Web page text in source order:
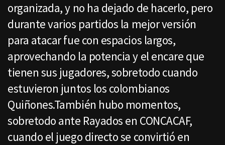
organizada, y no ha dejado de hacerlo, pero
durante varios partidos la mejor versión
para atacar fue con espacios largos,
aprovechando la potencia y el encare que
tienen sus jugadores, sobretodo cuando
estuvieron juntos los colombianos
Quiñones.También hubo momentos,
sobretodo ante Rayados en CONCACAF,
cuando el juego directo se convirtió en